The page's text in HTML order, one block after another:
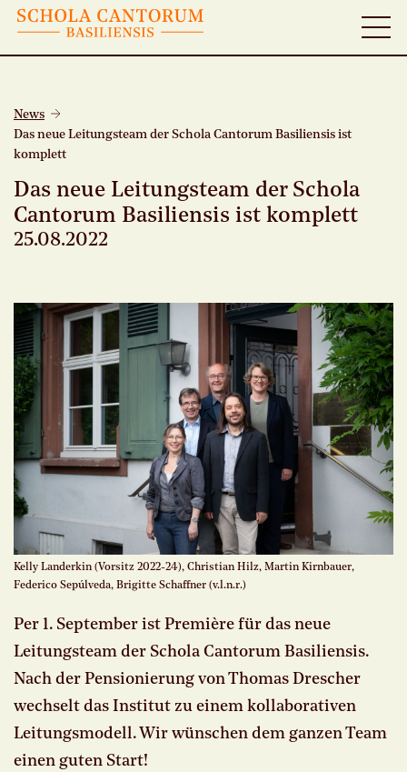
News
Das neue Leitungsteam der Schola Cantorum Basiliensis ist
komplett
Das neue Leitungsteam der Schola
Cantorum Basiliensis ist komplett
25.08.2022
Kelly Landerkin (Vorsitz 2022-24), Christian Hilz, Martin Kirnbauer,
Federico Sepúlveda, Brigitte Schaffner (v.l.n.r.)
Per 1. September ist Première für das neue
Leitungsteam der Schola Cantorum Basiliensis.
Nach der Pensionierung von Thomas Drescher
wechselt das Institut zu einem kollaborativen
Leitungsmodell. Wir wünschen dem ganzen Team
einen guten Start!